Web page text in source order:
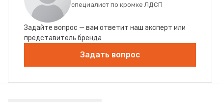
специалист по кромке ЛДСП
Задайте вопрос — вам ответит наш эксперт или
представитель бренда
Задать вопрос